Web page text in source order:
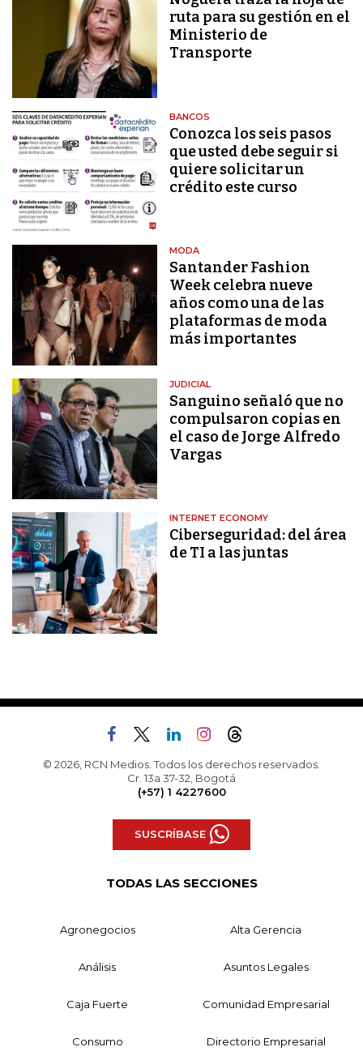
ruta para su gestión en el
Ministerio de
Transporte
BANCOS
Conozca los seis pasos
que usted debe seguir si
quiere solicitar un
crédito este curso
MODA
Santander Fashion
Week celebra nueve
años como una de las
plataformas de moda
más importantes
JUDICIAL
Sanguino señaló que no
compulsaron copias en
el caso de Jorge Alfredo
Vargas
INTERNET ECONOMY
Ciberseguridad: del área
de TI a las juntas
© 2026, RCN Medios. Todos los derechos reservados.
Cr. 13a 37-32, Bogotá
(+57) 1 4227600
SUSCRÍBASE
TODAS LAS SECCIONES
Agronegocios Alta Gerencia
Análisis Asuntos Legales
Caja Fuerte Comunidad Empresarial
Consumo Directorio Empresarial